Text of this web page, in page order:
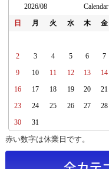
2026/08 Calendar
日 月 火 水 木 金
2 3 4 5 6 7
9 10 11 12 13 14
16 17 18 19 20 21
23 24 25 26 27 28
30 31
赤い数字は休業日です。